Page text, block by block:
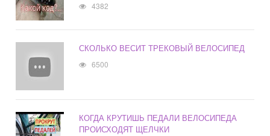
4382
СКОЛЬКО ВЕСИТ ТРЕКОВЫЙ ВЕЛОСИПЕД
6500
КОГДА КРУТИШЬ ПЕДАЛИ ВЕЛОСИПЕДА
ПРОИСХОДЯТ ЩЕЛЧКИ